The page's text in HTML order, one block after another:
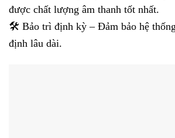
được chất lượng âm thanh tốt nhất.
🛠 Bảo trì định kỳ – Đảm bảo hệ
định lâu dài.